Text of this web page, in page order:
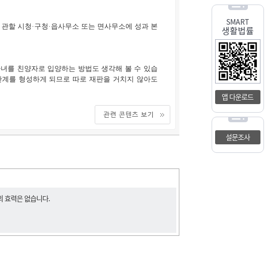
SMART
생활법률
앱 다운로드
설문조사
할 시청·구청·읍사무소 또는 면사무소에 성과 본
를 친양자로 입양하는 방법도 생각해 볼 수 있습
를 형성하게 되므로 따로 재판을 거치지 않아도
효력은 없습니다.